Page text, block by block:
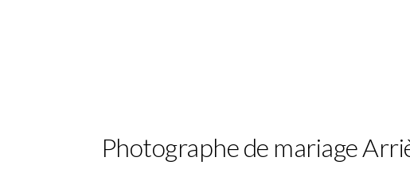
Photographe de mariage